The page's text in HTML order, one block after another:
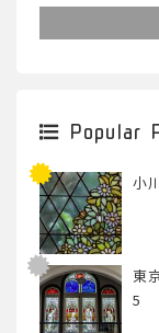
Popular
小
東
5